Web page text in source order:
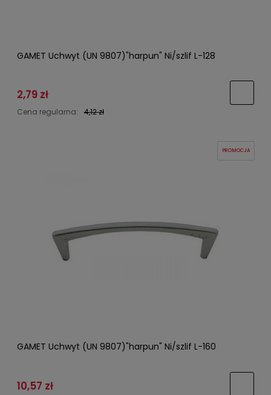
GAMET Uchwyt (UN 9807)"harpun" Ni/szlif L-128
2,79 zł
Cena regularna: 4,12 zł
GAMET Uchwyt (UN 9807)"harpun" Ni/szlif L-160
10,57 zł
PROMOCJA